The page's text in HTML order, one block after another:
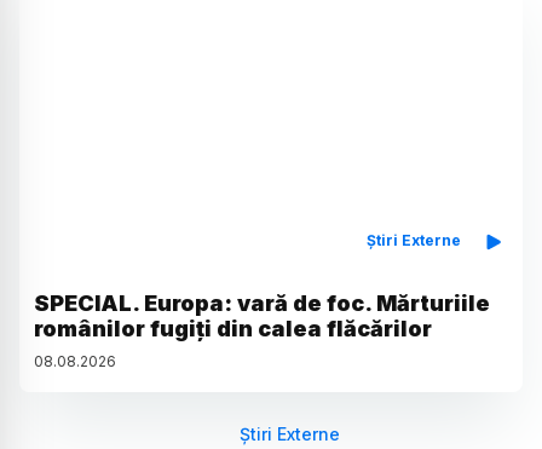
Știri Externe
SPECIAL. Europa: vară de foc. Mărturiile
românilor fugiți din calea flăcărilor
08.08.2026
Știri Externe